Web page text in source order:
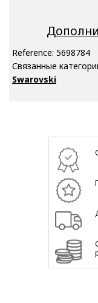
Reference: 5698784
Связанные
Swarovski